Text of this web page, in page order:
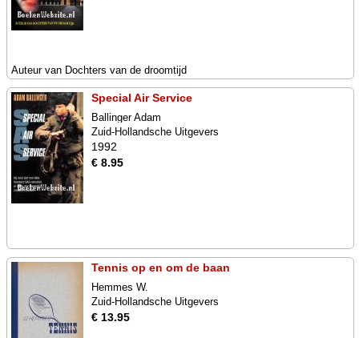
Auteur van Dochters van de droomtijd
Special Air Service
Ballinger Adam
Zuid-Hollandsche Uitgevers
1992
€ 8.95
Tennis op en om de baan
Hemmes W.
Zuid-Hollandsche Uitgevers
€ 13.95